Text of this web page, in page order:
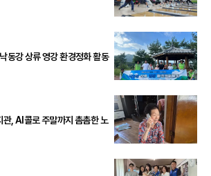
동강 상류 영강 환경정화 활동
, AI콜로 주말까지 촘촘한 노